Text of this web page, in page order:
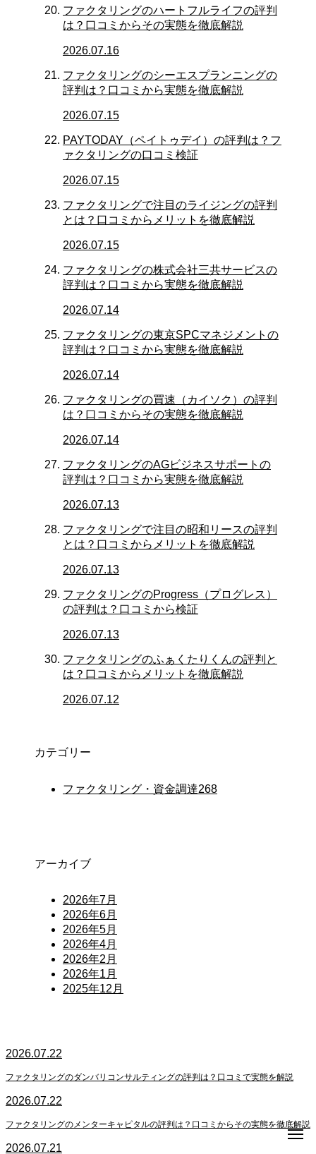
ファクタリングのハートフルライフの評判
は？口コミからその実態を徹底解説
2026.07.16
ファクタリングのシーエスプランニングの
評判は？口コミから実態を徹底解説
2026.07.15
PAYTODAY（ペイトゥデイ）の評判は？フ
ァクタリングの口コミ検証
2026.07.15
ファクタリングで注目のライジングの評判
とは？口コミからメリットを徹底解説
2026.07.15
ファクタリングの株式会社三共サービスの
評判は？口コミから実態を徹底解説
2026.07.14
ファクタリングの東京SPCマネジメントの
評判は？口コミから実態を徹底解説
2026.07.14
ファクタリングの買速（カイソク）の評判
は？口コミからその実態を徹底解説
2026.07.14
ファクタリングのAGビジネスサポートの
評判は？口コミから実態を徹底解説
2026.07.13
ファクタリングで注目の昭和リースの評判
とは？口コミからメリットを徹底解説
2026.07.13
ファクタリングのProgress（プログレス）
の評判は？口コミから検証
2026.07.13
ファクタリングのふぁくたりくんの評判と
は？口コミからメリットを徹底解説
2026.07.12
カテゴリー
ファクタリング・資金調達268
アーカイブ
2026年7月
2026年6月
2026年5月
2026年4月
2026年2月
2026年1月
2025年12月
2026.07.22
ファクタリングのダンバリコンサルティングの評判は？口コミで実態を解説
2026.07.22
ファクタリングのメンターキャピタルの評判は？口コミからその実態を徹底解説
2026.07.21